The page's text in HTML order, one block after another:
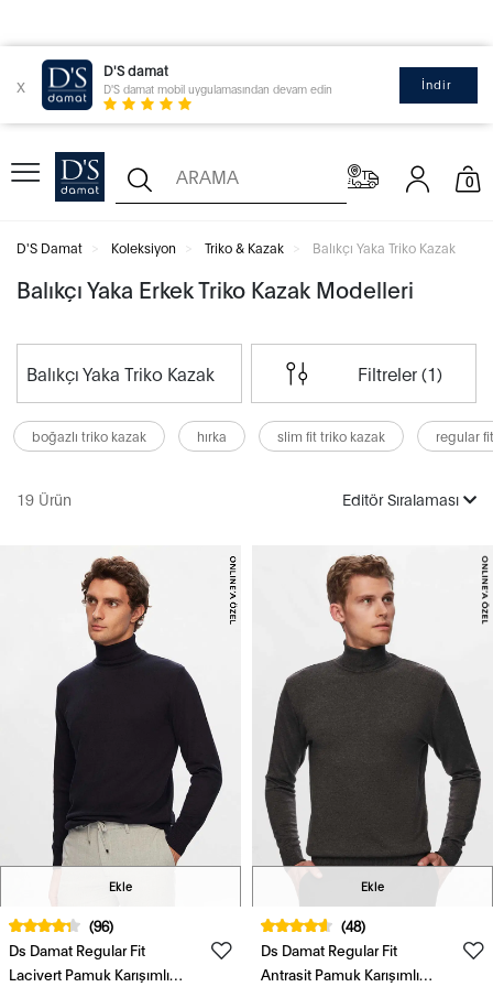
x
D'S damat
D'S damat mobil uygulamasından devam edin İndir
0
D'S Damat Koleksiyon Triko & Kazak Balıkçı Yaka Triko Kazak
Balıkçı Yaka Erkek Triko Kazak Modelleri
Balıkçı Yaka Triko Kazak Filtreler (1)
boğazlı triko kazak hırka slim fit triko kazak regular
19 Ürün Editör Sıralaması
Ekle
(96)
Ds Damat Regular Fit
Lacivert Pamuk Karışımlı
Ekle
(48)
Ds Damat Regular Fit
Antrasit Pamuk Karışımlı